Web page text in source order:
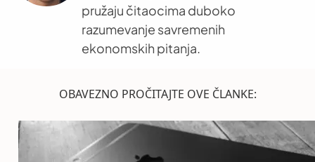
pružaju čitaocima duboko
razumevanje savremenih
ekonomskih pitanja.
OBAVEZNO PROČITAJTE OVE ČLANKE: